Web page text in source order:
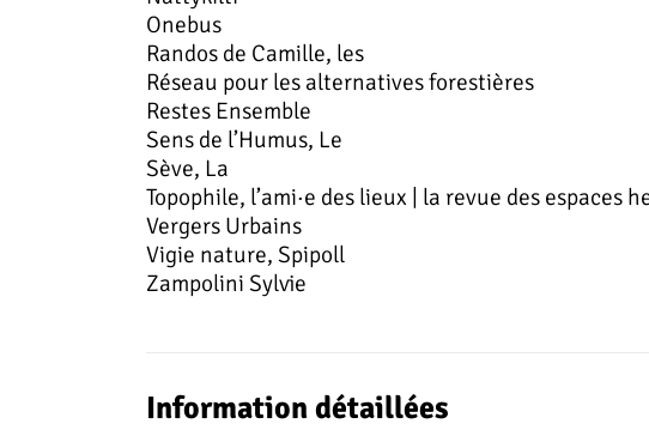
Onebus
Randos de Camille, les
Réseau pour les alternatives forestières
Restes Ensemble
Sens de l’Humus, Le
Sève, La
Topophile, l’ami·e des lieux | la revue des espaces
Vergers Urbains
Vigie nature, Spipoll
Zampolini Sylvie
Information détaillées